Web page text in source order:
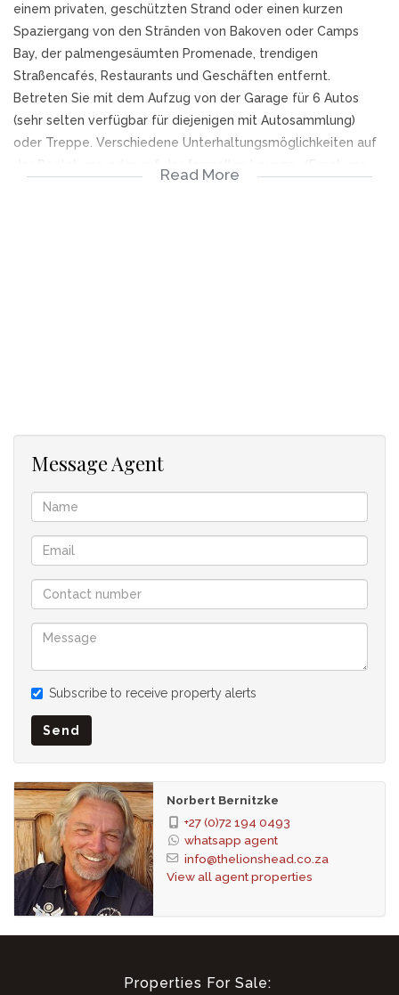
einem privaten, geschützten Strand oder einen kurzen
Spaziergang von den Stränden von Bakoven oder Camps
Bay, der palmengesäumten Promenade, trendigen
Straßencafés, Restaurants und Geschäften entfernt.
Betreten Sie mit dem Aufzug von der Garage für 6 Autos
(sehr selten verfügbar für diejenigen mit Autosammlung)
oder Treppe. Verschiedene Unterhaltungsmöglichkeiten auf
ab.
Read More
Message Agent
Subscribe to receive property alerts
Send
Norbert Bernitzke
+27 (0)72 194 0493
whatsapp agent
info@thelionshead.co.za
View all agent properties
Properties For Sale: